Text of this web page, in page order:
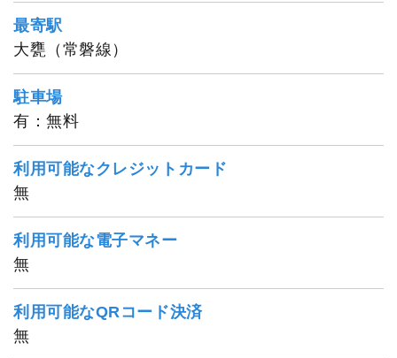
最寄駅
大甕（常磐線）
駐車場
有：無料
利用可能なクレジットカード
無
利用可能な電子マネー
無
利用可能なQRコード決済
無